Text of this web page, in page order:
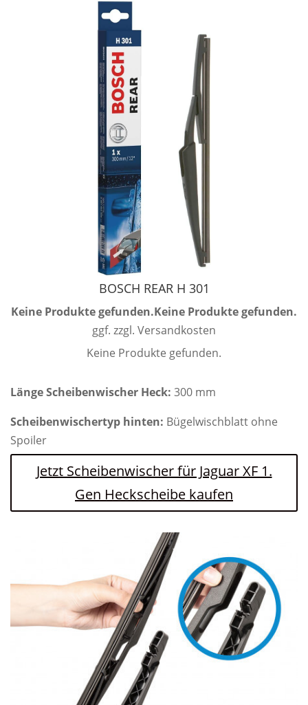
BOSCH REAR H 301
Keine Produkte gefunden.Keine Produkte gefunden.
ggf. zzgl. Versandkosten
Keine Produkte gefunden.
Länge Scheibenwischer Heck: 300 mm
Scheibenwischertyp hinten: Bügelwischblatt ohne
Spoiler
Jetzt Scheibenwischer für Jaguar XF 1.
Gen Heckscheibe kaufen